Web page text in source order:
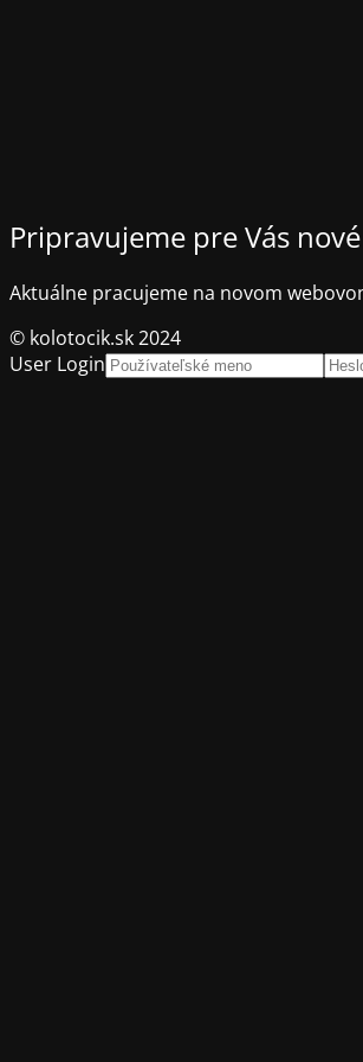
Pripravujeme pre Vás
Aktuálne pracujeme na novom
© kolotocik.sk 2024
User Login